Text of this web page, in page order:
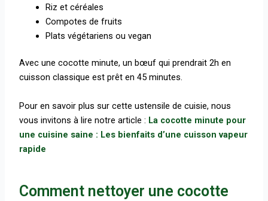
Riz et céréales
Compotes de fruits
Plats végétariens ou vegan
Avec une cocotte minute, un bœuf qui prendrait 2h en
cuisson classique est prêt en 45 minutes.
Pour en savoir plus sur cette ustensile de cuisie, nous
vous invitons à lire notre article : La cocotte minute pour
une cuisine saine : Les bienfaits d’une cuisson vapeur
rapide
Comment nettoyer une cocotte